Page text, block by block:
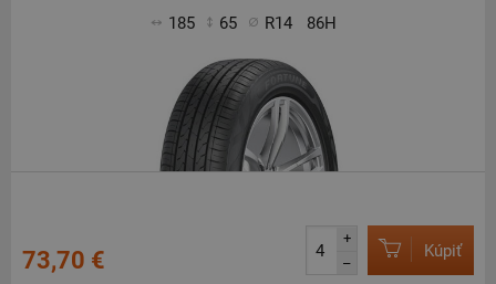
185 65 R14 86H
73,70 €
+
–
Kúpiť